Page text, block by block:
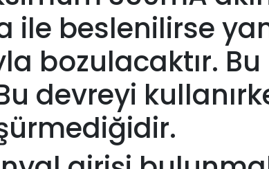
ile beslenilirse
bozulacaktır.
devreyi